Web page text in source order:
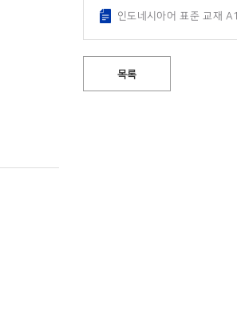
인도네시아어 표준 교재
목록